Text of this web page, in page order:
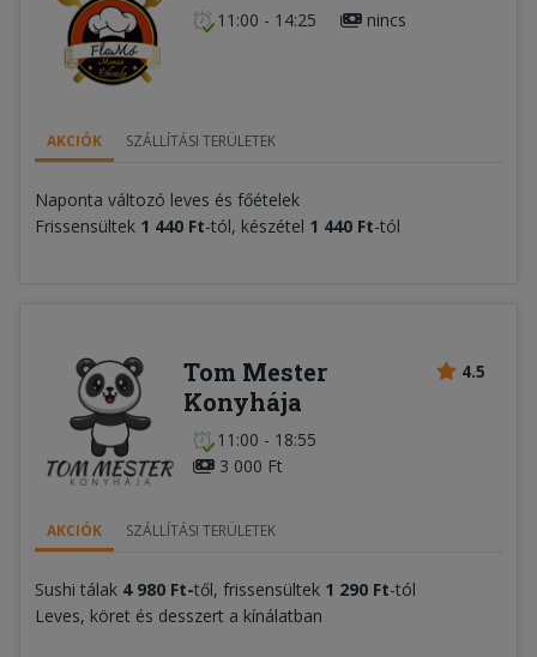
11:00 - 14:25 nincs
AKCIÓK SZÁLLÍTÁSI TERÜLETEK
Naponta változó leves és főételek
Frissensültek 1 440 Ft-tól, készétel 1 440 Ft-tól
4.5
Tom Mester
Konyhája
11:00 - 18:55
3 000 Ft
AKCIÓK SZÁLLÍTÁSI TERÜLETEK
Sushi tálak 4 980 Ft-től, frissensültek 1 290 Ft-tól
Leves, köret és desszert a kínálatban